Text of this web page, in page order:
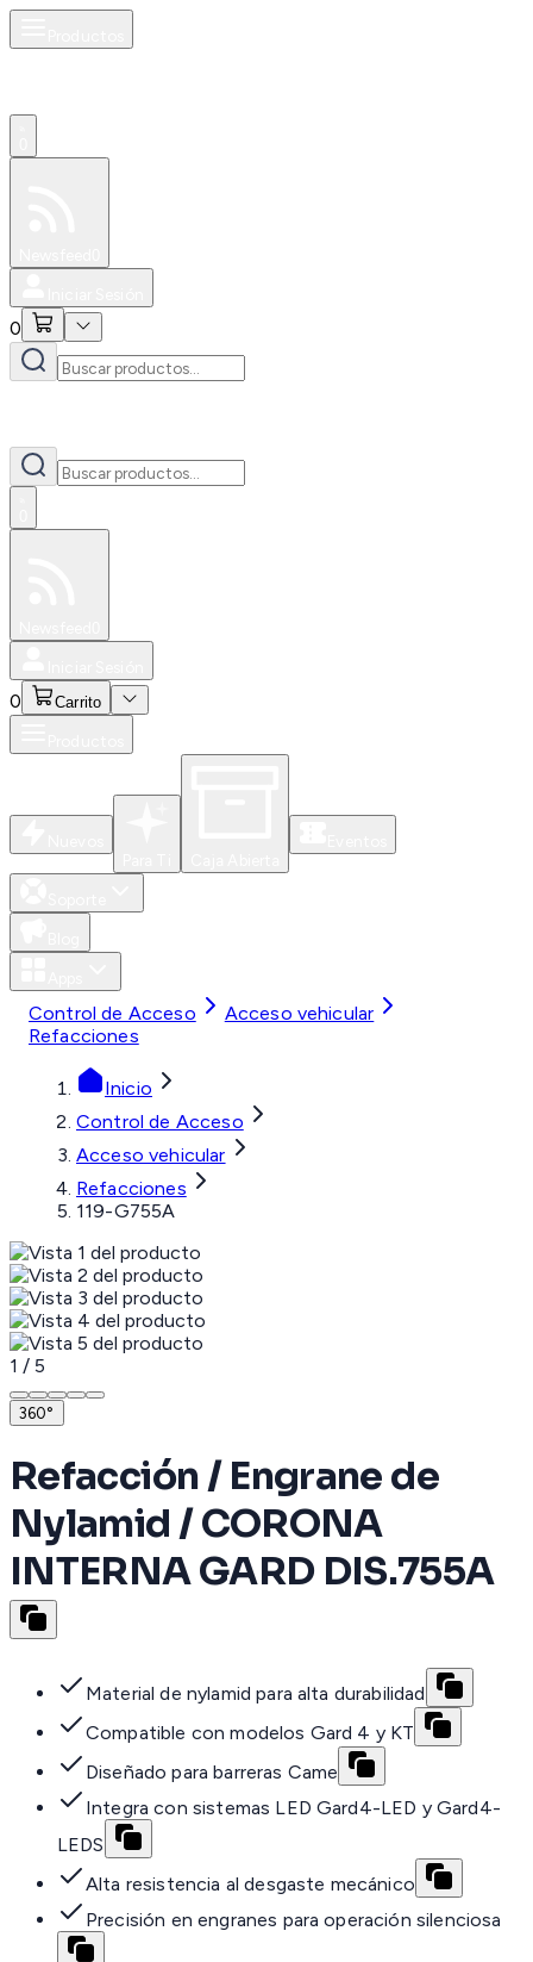
0
0 Carrito
Control de Acceso
Acceso vehicular
Refacciones
Inicio
Control de Acceso
Acceso vehicular
Refacciones
119-G755A
1 / 5
360°
Refacción / Engrane de
Nylamid / CORONA
INTERNA GARD DIS.755A
Material de nylamid para alta durabilidad
Compatible con modelos Gard 4 y KT
Diseñado para barreras Came
Integra con sistemas LED Gard4-LED y Gard4-
LEDS
Alta resistencia al desgaste mecánico
Precisión en engranes para operación silenciosa